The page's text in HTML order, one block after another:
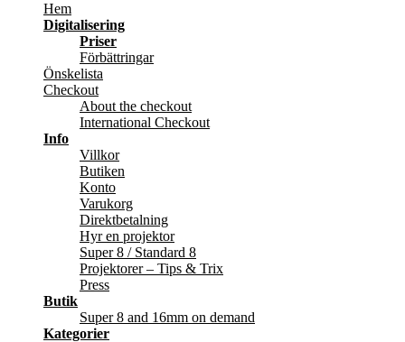
Hem
Digitalisering
Priser
Förbättringar
Önskelista
Checkout
About the checkout
International Checkout
Info
Villkor
Butiken
Konto
Varukorg
Direktbetalning
Hyr en projektor
Super 8 / Standard 8
Projektorer – Tips & Trix
Press
Butik
Super 8 and 16mm on demand
Kategorier